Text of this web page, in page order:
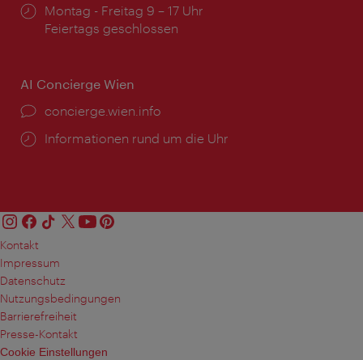
Öffnungszeiten:
Montag - Freitag 9 – 17 Uhr
Feiertags geschlossen
AI Concierge Wien
Ort:
concierge.wien.info
Öffnungszeiten:
Informationen rund um die Uhr
Kontakt
Impressum
Datenschutz
Nutzungsbedingungen
Barrierefreiheit
Presse-Kontakt
Cookie Einstellungen